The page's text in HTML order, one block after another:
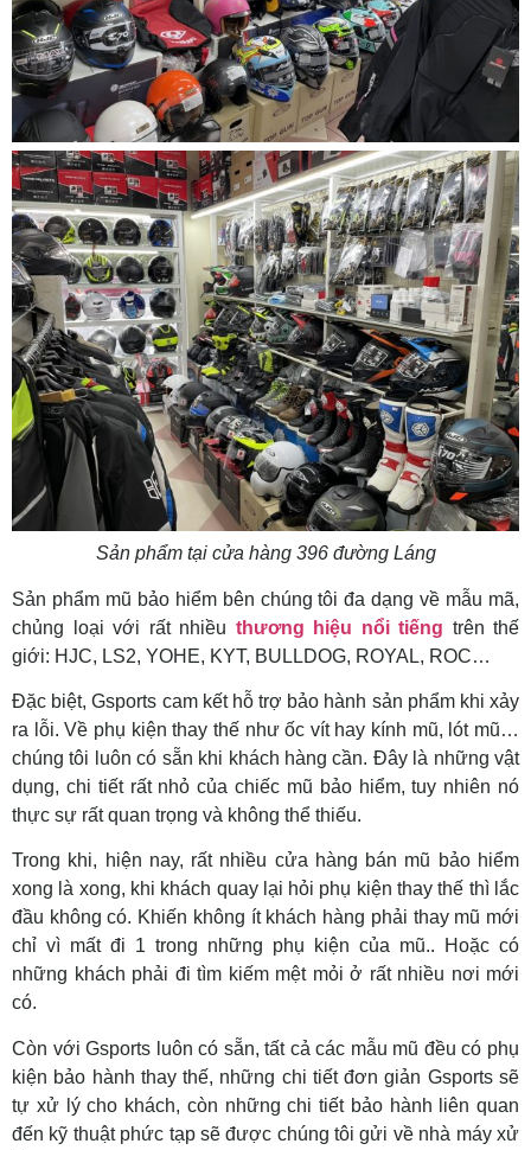
Sản phẩm tại cửa hàng 396 đường Láng
Sản phẩm mũ bảo hiểm bên chúng tôi đa dạng về mẫu mã,
chủng loại với rất nhiều thương hiệu nổi tiếng trên thế
giới: HJC, LS2, YOHE, KYT, BULLDOG, ROYAL, ROC…
Đặc biệt, Gsports cam kết hỗ trợ bảo hành sản phẩm khi xảy
ra lỗi. Về phụ kiện thay thế như ốc vít hay kính mũ, lót mũ…
chúng tôi luôn có sẵn khi khách hàng cần. Đây là những vật
dụng, chi tiết rất nhỏ của chiếc mũ bảo hiểm, tuy nhiên nó
thực sự rất quan trọng và không thể thiếu.
Trong khi, hiện nay, rất nhiều cửa hàng bán mũ bảo hiểm
xong là xong, khi khách quay lại hỏi phụ kiện thay thế thì lắc
đầu không có. Khiến không ít khách hàng phải thay mũ mới
chỉ vì mất đi 1 trong những phụ kiện của mũ.. Hoặc có
những khách phải đi tìm kiếm mệt mỏi ở rất nhiều nơi mới
có.
Còn với Gsports luôn có sẵn, tất cả các mẫu mũ đều có phụ
kiện bảo hành thay thế, những chi tiết đơn giản Gsports sẽ
tự xử lý cho khách, còn những chi tiết bảo hành liên quan
đến kỹ thuật phức tạp sẽ được chúng tôi gửi về nhà máy xử